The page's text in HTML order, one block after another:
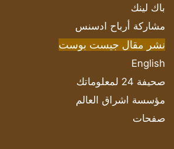
باك لينك
مشاركة أرباح ادسنس
نشر مقال جيست بوست
English
صحيفة 24 لمعلوماتك
مؤسسة اشراق العالم
صفحات